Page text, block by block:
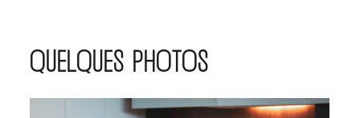
QUELQUES PHOTOS